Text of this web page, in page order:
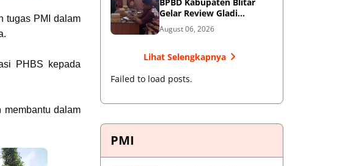
tugas PMI dalam
PHBS kepada
membantu dalam
Gelar Review Gladi
Kontinjensi Erupsi Gunung
Kelud
August 06, 2026
Lihat Selengkapnya
Failed to load posts.
PMI